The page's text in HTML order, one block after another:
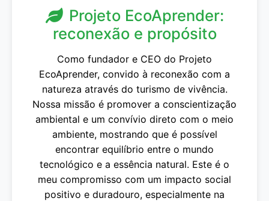
Projeto EcoAprender:
reconexão e propósito
Como fundador e CEO do Projeto
EcoAprender, convido à reconexão com a
natureza através do turismo de vivência.
Nossa missão é promover a conscientização
ambiental e um convívio direto com o meio
ambiente, mostrando que é possível
encontrar equilíbrio entre o mundo
tecnológico e a essência natural. Este é o
meu compromisso com um impacto social
positivo e duradouro, especialmente na